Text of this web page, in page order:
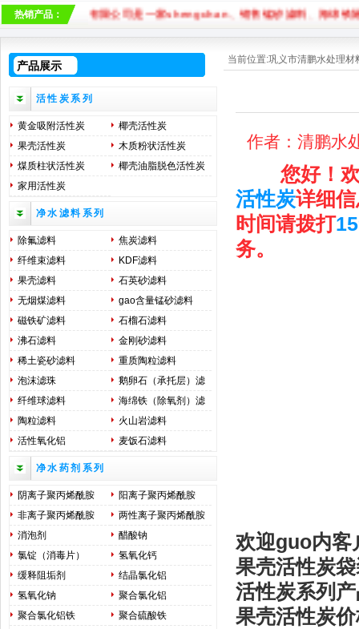
热销产品：
水处理材料有限公司是一家shengchan、销售锰砂滤料、海绵铁除氧
当前位置:巩义市清鹏水处理材
作者：清鹏
您好！欢
活性炭详细
时间请拨打
务。
欢迎guo内客
果壳活性炭
活性炭系列
果壳活性炭
产品展示
活性炭系列
黄金吸附活性炭
椰壳活性炭
果壳活性炭
木质粉状活性炭
煤质柱状活性炭
椰壳油脂脱色活性炭
家用活性炭
净水滤料系列
除氟滤料
焦炭滤料
纤维束滤料
KDF滤料
果壳滤料
石英砂滤料
无烟煤滤料
gao含量锰砂滤料
磁铁矿滤料
石榴石滤料
沸石滤料
金刚砂滤料
稀土瓷砂滤料
重质陶粒滤料
泡沫滤珠
鹅卵石（承托层）滤
料
纤维球滤料
海绵铁（除氧剂）滤
料
陶粒滤料
火山岩滤料
活性氧化铝
麦饭石滤料
净水药剂系列
阴离子聚丙烯酰胺
阳离子聚丙烯酰胺
非离子聚丙烯酰胺
两性离子聚丙烯酰胺
消泡剂
醋酸钠
氯锭（消毒片）
氢氧化钙
缓释阻垢剂
结晶氯化铝
氢氧化钠
聚合氯化铝
聚合氯化铝铁
聚合硫酸铁